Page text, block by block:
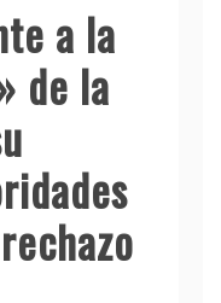
a la
de la